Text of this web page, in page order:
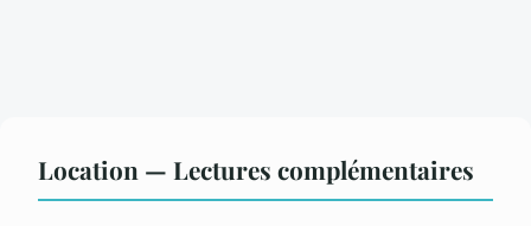
Location — Lectures complémentaires